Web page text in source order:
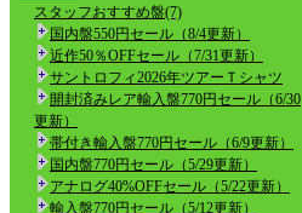
スタッフおすすめ盤(7)
国内盤550円セール（8/4更新）
近作50％OFFセール（7/31更新）
サントロフィ2026年ツアーＴシャツ
開封済みレア輸入盤770円セール（6/30
更新）
帯付き輸入盤770円セール（6/9更新）
国内盤770円セール（5/29更新）
アナログ40%OFFセール（5/22更新）
輸入盤770円セール（5/12更新）